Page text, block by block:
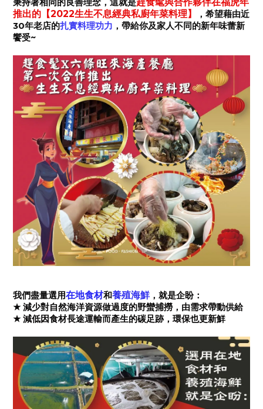
秉持著相同的良善理念，這就是
推出的【2022生生不息經典私廚年菜料理】
，希望藉由近
30年老店的扎實料理功力 ，帶給你及家人不同的新年味蕾新
饗受~
我們盡量選用在地食材和養殖海鮮，就是企盼：
★ 減少對自然海洋資源做過度的野蠻捕撈，由需求帶動供給
★ 減低因食材長途運輸而產生的碳足跡，環保也更新鮮